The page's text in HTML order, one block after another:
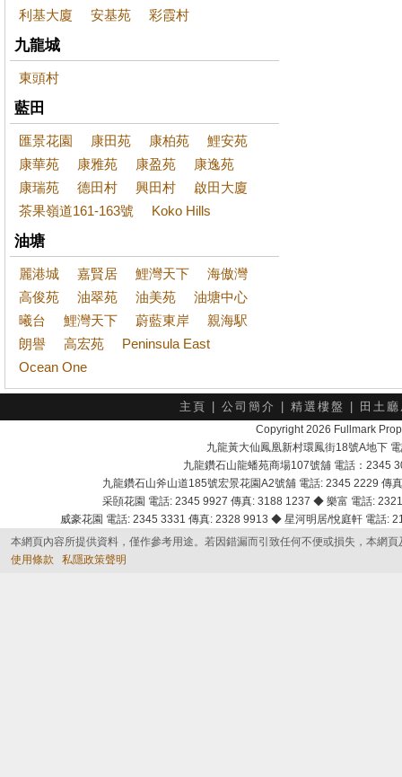
利基大廈 安基苑 彩霞村
九龍城
東頭村
藍田
匯景花園 康田苑 康柏苑
鯉安苑
康華苑
康雅苑 康盈苑
康逸苑
康瑞苑
德田村 興田村
啟田大廈
茶果嶺道161-163號
Koko Hills
油塘
麗港城 嘉賢居 鯉灣天下
海傲灣
高俊苑
油翠苑 油美苑
油塘中心
曦台
鯉灣天下 蔚藍東岸
親海駅
朗譽
高宏苑
Peninsula East
Ocean One
主頁 公司簡介 精選樓盤 田土
Copyright 2026 Fullmark
九龍黃大仙鳳凰新村環鳳街18號A地下
九龍鑽石山龍蟠苑商場107號舖 電話：2345
九龍鑽石山斧山道185號宏景花園A2號舖 電話: 2345 2229
采頣花園 電話: 2345 9927 傳真: 3188 1237 ◆ 樂富 電話:
威豪花園 電話: 2345 3331 傳真: 2328 9913 ◆ 星河明居/悅庭軒 電話
本網頁內容所提供資料，僅作參考用途。若因錯漏而引致任何不便或損失，本網
使用條款
私隱政策聲明